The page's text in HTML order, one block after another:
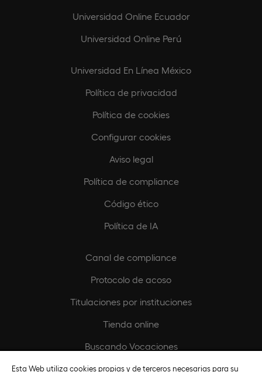
Universidad Online Ecuador
Universidad Online Perú
Universidad En Línea México
Política de privacidad
Política de cookies
Configurar cookies
Aviso legal
Política de compliance
Código ético
Política de IA
Canal de compliance
Protocolo de acoso
Titulaciones por instituciones
Tienda online
Buscando Vocaciones
Europeamedia
Esta Web utiliza cookies propias y de terceros necesarias para su